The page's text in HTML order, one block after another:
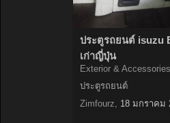
ประตูรถยนต์ isuzu
เก่าญี่ปุ่น
Exterior & Accessories
ประตูรถยนต์
Zimfourz
18 มกราคม